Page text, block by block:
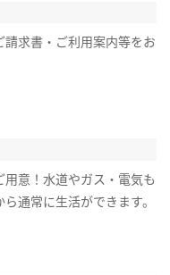
求書・ご利用案内等をお
意！水道やガス・電気も
通常に生活ができます。